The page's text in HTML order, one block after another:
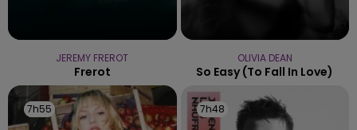
JEREMY FREROT
Frerot
OLIVIA DEAN
So Easy (to Fall In Love)
7h55
7h55 7h48
7h48